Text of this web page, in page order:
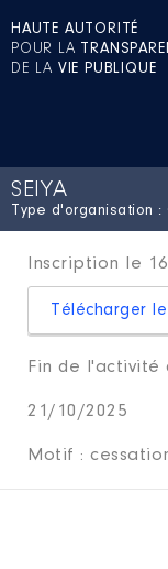
HAUTE AUTORITÉ
POUR LA
DE LA VIE PUBLIQUE
SEIYA
Type d'organisation
Inscription le
Télécharger
Fin de
21/10/2025
Motif :